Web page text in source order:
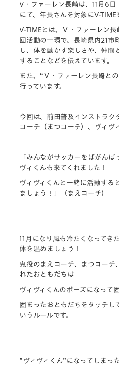
V・ファーレン長崎は、11月6
にて、年長さんを対象にV-TIME
V-TIMEとは、Ｖ・ファーレン
回活動の一環で、長崎県内21市
し、体を動かす楽しさや、仲間
することなどを伝えています。
また、“Ｖ・ファーレン長崎と
行っています。
今回は、前田普及インストラク
コーチ（まつコーチ）、ヴィヴ
「みんながサッカーをばがんば
ヴィくんも来てくれました！
ヴィヴィくんと一緒に活動する
ましょう！」（まえコーチ）
11月になり風も冷たくなってき
体を温めましょう！
鬼役のまえコーチ、まつコーチ
れたおともだちは
ヴィヴィくんのポーズになって
固まったおともだちをタッチし
いうルールです。
”ヴィヴィくん”になってしまっ